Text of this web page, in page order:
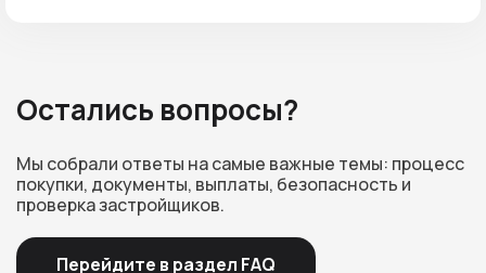
Остались вопросы?
Мы собрали ответы на самые важные темы: процесс
покупки, документы, выплаты, безопасность и
проверка застройщиков.
Перейдите в раздел FAQ